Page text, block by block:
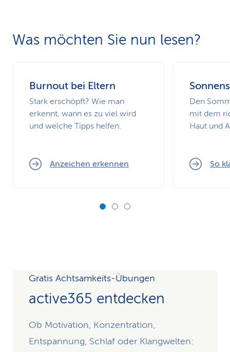
Was möchten Sie nun lesen?
Burnout bei Eltern
Stark erschöpft? Wie man
erkennt, wann es zu viel wird
und welche Tipps helfen.
Anzeichen erkennen
Den
mit dem
Haut und
So
Gratis Achtsamkeits-Übungen
active365 entdecken
Ob Motivation, Konzentration,
Entspannung, Schlaf oder Klangwelten: